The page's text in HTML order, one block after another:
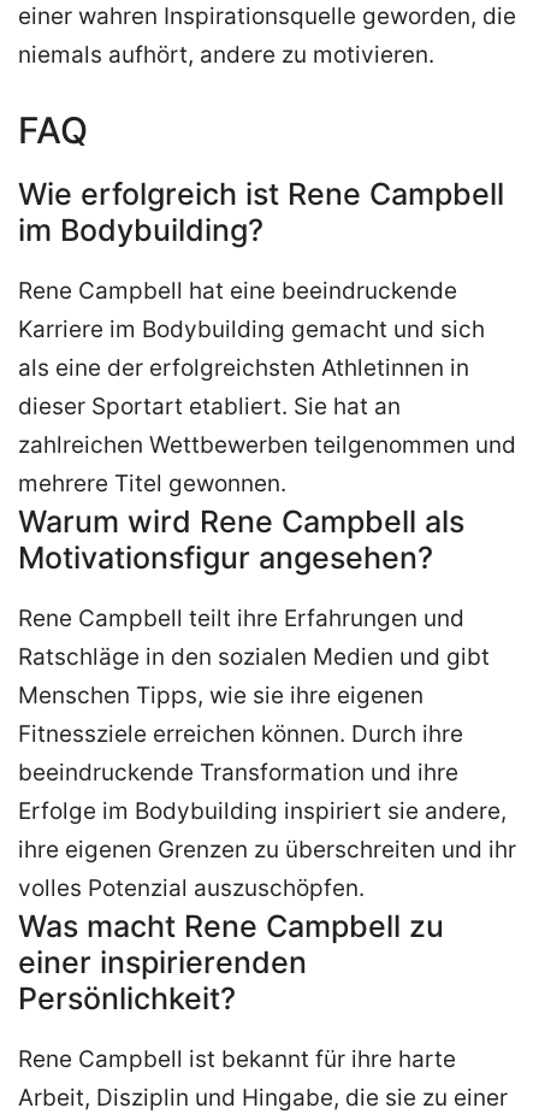
einer wahren Inspirationsquelle geworden, die
niemals aufhört, andere zu motivieren.
FAQ
Wie erfolgreich ist Rene Campbell
im Bodybuilding?
Rene Campbell hat eine beeindruckende
Karriere im Bodybuilding gemacht und sich
als eine der erfolgreichsten Athletinnen in
dieser Sportart etabliert. Sie hat an
zahlreichen Wettbewerben teilgenommen und
mehrere Titel gewonnen.
Warum wird Rene Campbell als
Motivationsfigur angesehen?
Rene Campbell teilt ihre Erfahrungen und
Ratschläge in den sozialen Medien und gibt
Menschen Tipps, wie sie ihre eigenen
Fitnessziele erreichen können. Durch ihre
beeindruckende Transformation und ihre
Erfolge im Bodybuilding inspiriert sie andere,
ihre eigenen Grenzen zu überschreiten und ihr
volles Potenzial auszuschöpfen.
Was macht Rene Campbell zu
einer inspirierenden
Persönlichkeit?
Rene Campbell ist bekannt für ihre harte
Arbeit, Disziplin und Hingabe, die sie zu einer